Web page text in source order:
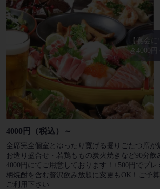
【宴会
き4000
4000円（税込）～
全席完全個室とゆったり寛げる掘りごたつ席が
お造り盛合せ・若鶏ももの炭火焼きなど90分飲
4000円にてご用意しております！+500円でプ
柄焼酎を含む贅沢飲み放題に変更もOK！ご予
ご利用下さい